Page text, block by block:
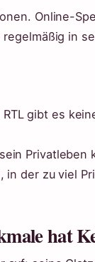
Online-
in
gibt es
Privatleben
der zu viel
hat